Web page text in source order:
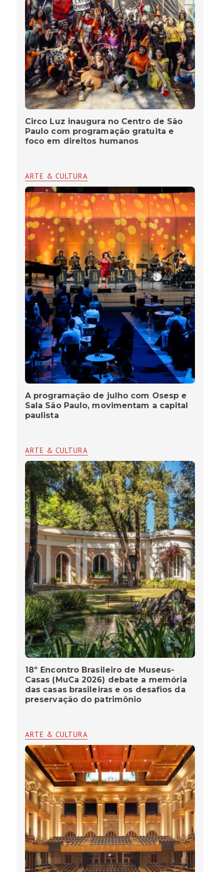
Circo Luz inaugura no Centro de São
Paulo com programação gratuita e
foco em direitos humanos
ARTE & CULTURA
A programação de julho com Osesp e
Sala São Paulo, movimentam a capital
paulista
ARTE & CULTURA
18º Encontro Brasileiro de Museus-
Casas (MuCa 2026) debate a memória
das casas brasileiras e os desafios da
preservação do patrimônio
ARTE & CULTURA